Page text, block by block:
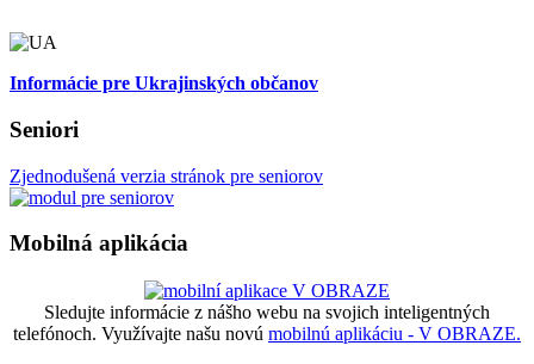
Informácie pre Ukrajinských občanov
Seniori
Zjednodušená verzia stránok pre seniorov
Mobilná aplikácia
Sledujte informácie z nášho webu na svojich inteligentných
telefónoch. Využívajte našu novú mobilnú aplikáciu - V OBRAZE.